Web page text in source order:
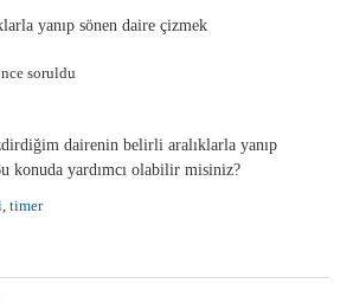
yanıp sönen daire çizmek
soruldu
dairenin belirli aralıklarla yanıp
konuda yardımcı olabilir misiniz?
, timer